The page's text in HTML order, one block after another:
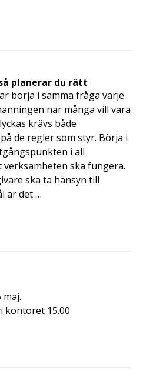
planerar du rätt
börja i samma fråga varje
när många vill vara
krävs både
de regler som styr. Börja i
i all
ska fungera.
ska ta hänsyn till
är det …
kontoret 15.00